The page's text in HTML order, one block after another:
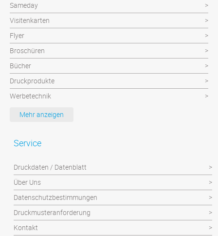
Sameday
Visitenkarten
Flyer
Broschüren
Bücher
Druckprodukte
Werbetechnik
Werbeartikel
Plattendruck und Schilder
Mehr anzeigen
Service
Druckdaten / Datenblatt
Über Uns
Datenschutzbestimmungen
Druckmusteranforderung
Kontakt